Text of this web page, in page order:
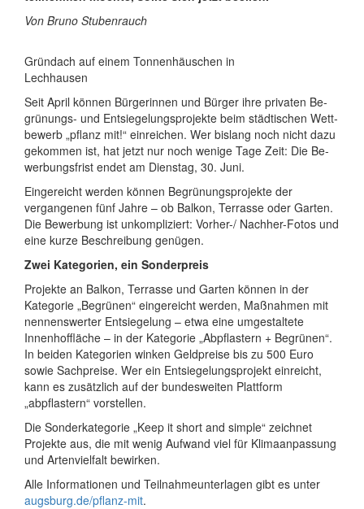
Von Bruno Stubenrauch
Gründach auf einem Tonnen­häuschen in
Lechhausen
Seit April können Bürge­rinnen und Bür­ger ihre pri­vaten Be­
grü­nungs- und Ent­sie­ge­lungs­pro­jekte beim städti­schen Wett­
bewerb „pflanz mit!“ ein­reichen. Wer bis­lang noch nicht dazu
ge­kommen ist, hat jetzt nur noch wenige Tage Zeit: Die Be­
wer­bungs­frist endet am Dienstag, 30. Juni.
Eingereicht werden können Begrünungs­projekte der
vergangenen fünf Jahre – ob Balkon, Ter­rasse oder Gar­ten.
Die Be­wer­bung ist un­komp­li­­ziert: Vorher-/ Nach­her-Fotos und
eine kurze Be­schrei­bung genügen.
Zwei Kategorien, ein Sonderpreis
Projekte an Balkon, Terrasse und Garten können in der
Kategorie „Begrünen“ eingereicht werden, Maßnahmen mit
nennens­werter Ent­siege­lung – etwa eine umge­staltete
Innen­hof­fläche – in der Kategorie „Abpflastern + Begrünen“.
In beiden Kategorien winken Geldpreise bis zu 500 Euro
sowie Sachpreise. Wer ein Ent­sie­ge­lungs­projekt einreicht,
kann es zusätzlich auf der bundes­weiten Plattform
„abpflastern“ vorstellen.
Die Sonderkategorie „Keep it short and simple“ zeichnet
Projekte aus, die mit wenig Aufwand viel für Klima­anpassung
und Arten­vielfalt bewirken.
Alle Informationen und Teilnahme­unterlagen gibt es unter
augsburg.de/pflanz-mit.